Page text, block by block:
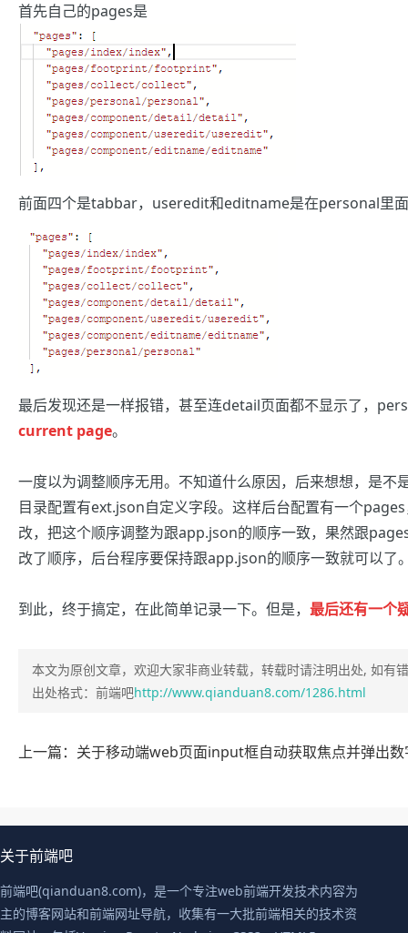
首先自己的pages是
前面四个是tabbar，useredit和editname是在personal里
最后发现还是一样报错，甚至连detail页面都不显示了，
current page。
一度以为调整顺序无用。不知道什么原因，后来想想，是
目录配置有ext.json自定义字段。这样后台配置有一个
改，把这个顺序调整为跟app.json的顺序一致，果然跟
改了顺序，后台程序要保持跟app.json的顺序一致就可以了
到此，终于搞定，在此简单记录一下。但是， 最后还有一个
本文为原创文章，欢迎大家非商业转载，转载时请注明出处, 如有
出处格式：前端吧http://www.qianduan8.com/1286.html
关于前端吧
前端吧(qianduan8.com)，是一个专注web前端开发技术内容为
主的博客网站和前端网址导航，收集有一大批前端相关的技术资